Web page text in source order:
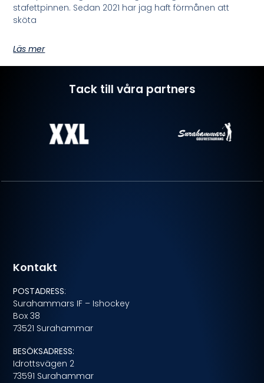
stafettpinnen. Sedan 2021 har jag haft förmånen att
sköta
Läs mer
Tack till våra partners
Kontakt
POSTADRESS:
Surahammars IF – Ishockey
Box 38
73521 Surahammar
BESÖKSADRESS:
Idrottsvägen 2
73591 Surahammar